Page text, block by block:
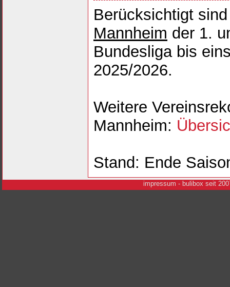
Berücksichtigt
Mannheim der 1.
Bundesliga bis
2025/2026.
Weitere
Mannheim:
Stand: Ende
impressum - bulibox seit